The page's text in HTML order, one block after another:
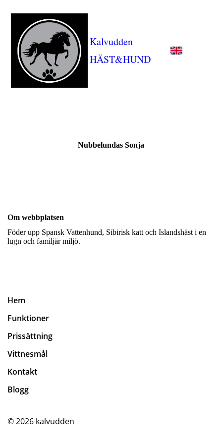
Kalvudden
HÄST&HUND
Nubbelundas Sonja
Om webbplatsen
Föder upp Spansk Vattenhund, Sibirisk katt och Islandshäst i en
lugn och familjär miljö.
Hem
Funktioner
Prissättning
Vittnesmål
Kontakt
Blogg
© 2026 kalvudden